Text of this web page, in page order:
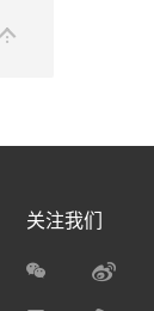
关注我们